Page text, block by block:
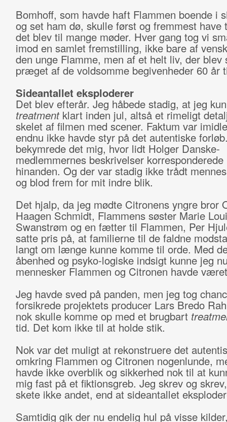
Bomhoff, som havde haft Flammen boende i
og set ham dø, skulle først og fremmest have
det blev til mange møder. Hver gang tog vi
imod en samlet fremstilling, ikke bare af
den unge Flamme, men af et helt liv, der blev
præget af de voldsomme begivenheder 60 år
Sideantallet eksploderer
Det blev efterår. Jeg håbede stadig, at jeg
treatmentklart inden jul, altså et rimeligt
skelet af filmen med scener. Faktum var
endnu ikke havde styr på det autentiske
bekymrede det mig, hvor lidt Holger Danske-
medlemmernes beskrivelser korresponderede
hinanden. Og der var stadig ikke trådt
og blod frem for mit indre blik.
Det hjalp, da jeg mødte Citronens yngre bror
Haagen Schmidt, Flammens søster Marie
Swanstrøm og en fætter til Flammen, Per
satte pris på, at familierne til de faldne
langt om længe kunne komme til orde. Med
åbenhed og psyko-logiske indsigt kunne jeg
mennesker Flammen og Citronen havde
Jeg havde sved på panden, men jeg tog
forsikrede projektets producer Lars Bredo
nok skulle komme op med et brugbart
tid. Det kom ikke til at holde stik.
Nok var det muligt at rekonstruere det
omkring Flammen og Citronen nogenlunde,
havde ikke overblik og sikkerhed nok til at
mig fast på et fiktionsgreb. Jeg skrev og
skete ikke andet, end at sideantallet
Samtidig gik der nu endelig hul på visse